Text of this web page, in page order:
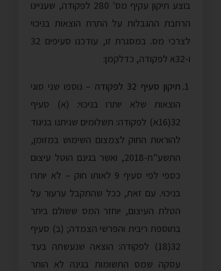
בוצע תיקון עקיף מס' 280 לפקודה, שעניינו
הרחבת ההגבלות על התרת הוצאות בניכוי
לצרכי מס. במסגרת זו, עודכנו סעיפים 32
ו-32א לפקודה, כדלקמן:
תיקון סעיף 32 לפקודה
– נוספו שני סוגי
הוצאות שלא יותרו בניכוי: (א) סעיף
32(16א) לפקודה: תשלומים שניתנו בניגוד
להוראות החוק לצמצום השימוש במזומן,
התשע"ח-2018, ואשר בגינם הוטל עיצום
כספי לפי סעיף 9 לאותו חוק – לא יותרו
בניכוי. עם זאת, ככל שהתקבל ערעור על
הטלת העיצום, יוחזר המס ששולם ביתר
בתוספת ריבית והפרשי הצמדה; (ב) סעיף
32(18) לפקודה: הוצאה שנעשתה בעד
עסקה שמס התשומות בגינה לא הותר